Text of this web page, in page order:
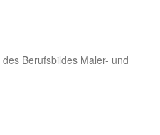
Berufsbildes Maler- und